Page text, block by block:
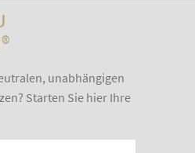
unabhängigen
Starten Sie hier Ihre